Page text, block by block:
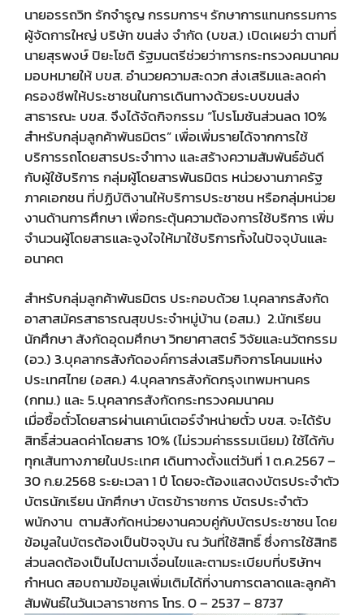
นายอรรถวิท รักจำรูญ กรรมการฯ รักษาการแทนกรรมการ
ผู้จัดการใหญ่ บริษัท ขนส่ง จำกัด (บขส.) เปิดเผยว่า ตามที่
นายสุรพงษ์ ปิยะโชติ รัฐมนตรีช่วยว่าการกระทรวงคมนาคม
มอบหมายให้ บขส. อำนวยความสะดวก ส่งเสริมและลดค่า
ครองชีพให้ประชาชนในการเดินทางด้วยระบบขนส่ง
สาธารณะ บขส. จึงได้จัดกิจกรรม “โปรโมชันส่วนลด 10%
สำหรับกลุ่มลูกค้าพันธมิตร” เพื่อเพิ่มรายได้จากการใช้
บริการรถโดยสารประจำทาง และสร้างความสัมพันธ์อันดี
กับผู้ใช้บริการ กลุ่มผู้โดยสารพันธมิตร หน่วยงานภาครัฐ
ภาคเอกชน ที่ปฏิบัติงานให้บริการประชาชน หรือกลุ่มหน่วย
งานด้านการศึกษา เพื่อกระตุ้นความต้องการใช้บริการ เพิ่ม
จำนวนผู้โดยสารและจูงใจให้มาใช้บริการทั้งในปัจจุบันและ
อนาคต
สำหรับกลุ่มลูกค้าพันธมิตร ประกอบด้วย 1.บุคลากรสังกัด
อาสาสมัครสาธารณสุขประจำหมู่บ้าน (อสม.) 2.นักเรียน
นักศึกษา สังกัดอุดมศึกษา วิทยาศาสตร์ วิจัยและนวัตกรรม
(อว.) 3.บุคลากรสังกัดองค์การส่งเสริมกิจการโคนมแห่ง
ประเทศไทย (อสค.) 4.บุคลากรสังกัดกรุงเทพมหานคร
(กทม.) และ 5.บุคลากรสังกัดกระทรวงคมนาคม
เมื่อซื้อตั๋วโดยสารผ่านเคาน์เตอร์จำหน่ายตั๋ว บขส. จะได้รับ
สิทธิ์ส่วนลดค่าโดยสาร 10% (ไม่รวมค่าธรรมเนียม) ใช้ได้กับ
ทุกเส้นทางภายในประเทศ เดินทางตั้งแต่วันที่ 1 ต.ค.2567 –
30 ก.ย.2568 ระยะเวลา 1 ปี โดยจะต้องแสดงบัตรประจำตัว
บัตรนักเรียน นักศึกษา บัตรข้าราชการ บัตรประจำตัว
พนักงาน ตามสังกัดหน่วยงานควบคู่กับบัตรประชาชน โดย
ข้อมูลในบัตรต้องเป็นปัจจุบัน ณ วันที่ใช้สิทธิ์ ซึ่งการใช้สิทธิ
ส่วนลดต้องเป็นไปตามเงื่อนไขและตามระเบียบที่บริษัทฯ
กำหนด สอบถามข้อมูลเพิ่มเติมได้ที่งานการตลาดและลูกค้า
สัมพันธ์ในวันเวลาราชการ โทร. 0 – 2537 – 8737